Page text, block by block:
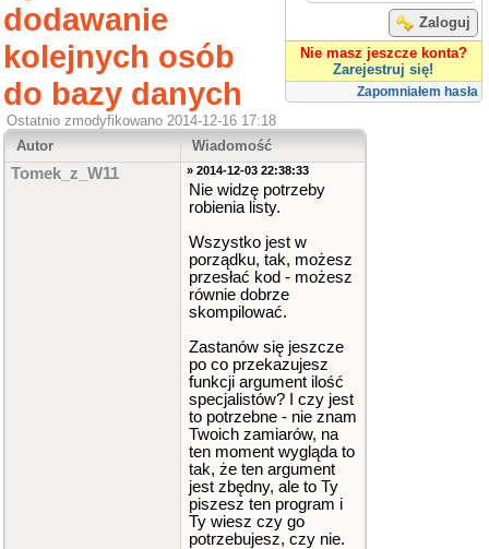
Zaloguj
Nie masz jeszcze konta?
Zarejestruj się!
Zapomniałem hasła
dodawanie
kolejnych osób
do bazy danych
Ostatnio zmodyfikowano 2014-12-16 17:18
Autor
Wiadomość
Tomek_z_W11 » 2014-12-03 22:38:33
Nie widzę potrzeby
robienia listy.
Wszystko jest w
porządku, tak, możesz
przesłać kod - możesz
równie dobrze
skompilować.
Zastanów się jeszcze
po co przekazujesz
funkcji argument ilość
specjalistów? I czy jest
to potrzebne - nie znam
Twoich zamiarów, na
ten moment wygląda to
tak, że ten argument
jest zbędny, ale to Ty
piszesz ten program i
Ty wiesz czy go
potrzebujesz, czy nie.